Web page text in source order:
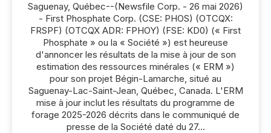
Saguenay, Québec--(Newsfile Corp. - 26 mai 2026)
- First Phosphate Corp. (CSE: PHOS) (OTCQX:
FRSPF) (OTCQX ADR: FPHOY) (FSE: KD0) (« First
Phosphate » ou la « Société ») est heureuse
d'annoncer les résultats de la mise à jour de son
estimation des ressources minérales (« ERM »)
pour son projet Bégin-Lamarche, situé au
Saguenay-Lac-Saint-Jean, Québec, Canada. L'ERM
mise à jour inclut les résultats du programme de
forage 2025-2026 décrits dans le communiqué de
presse de la Société daté du 27...